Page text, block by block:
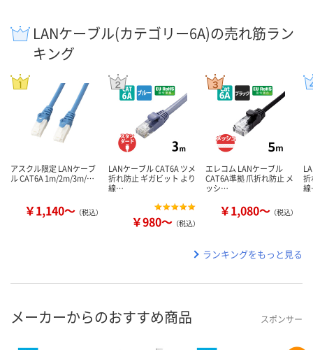
LANケーブル(カテゴリー6A)の売れ筋ラン
キング
アスクル限定 LANケーブ
ル CAT6A 1m/2m/3m/…
￥1,140～ （税込）
LANケーブル CAT6A ツメ
折れ防止 ギガビット より
線…
￥980～ （税込）
エレコム LANケーブル
CAT6A準拠 爪折れ防止 メ
ッシ…
￥1,080～ （税込）
折
ランキングをもっと見る
メーカーからのおすすめ商品 スポンサー